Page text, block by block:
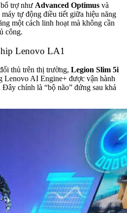
trợ như Advanced Optimus và
máy tự động điều tiết giữa hiệu năng
một cách linh hoạt mà không cần
công.
Lenovo LA1
thủ trên thị trường, Legion Slim 5i
Lenovo AI Engine+ được vận hành
chính là “bộ não” đứng sau khả